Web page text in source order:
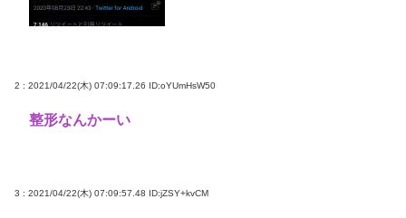
2 : 2021/04/22(木) 07:09:17.26 ID:oYUmHsW50
整形なんかーい
3 : 2021/04/22(木) 07:09:57.48 ID:jZSY+kvCM